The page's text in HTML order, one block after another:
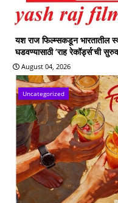
यश राज फिल्म्सकडून भारतातील
घडवण्यासाठी ‘राह रेकॉर्ड्स’ची
August 04, 2026
Uncategorized